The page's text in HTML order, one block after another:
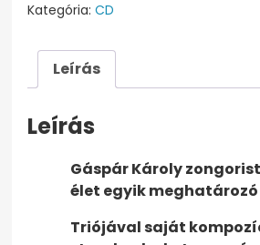
Kategória:CD
Leírás
Leírás
Gáspár Károly
élet egyik meghatározó
Triójával saját